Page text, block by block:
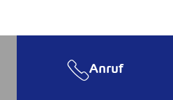
Anruf